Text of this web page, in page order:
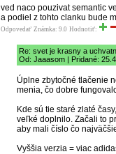
ved naco pouzivat semantic
a podiel z tohto clanku bude
Odpovedať Známka: 9.0 Hodnotiť:
Re: svet je krasny a
Od: Jaaasom | Pridané:
Úplne zbytočné tlačenie
menia, čo dobre
Kde sú tie staré zlaté
veľké doplnilo. Začali to
aby mali číslo čo
Vyššia verzia = viac